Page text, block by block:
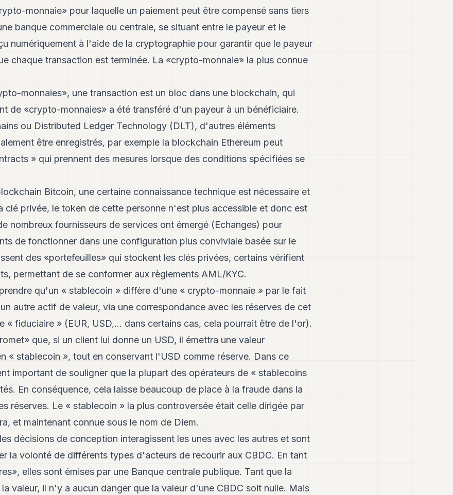
monnaie» pour laquelle un paiement peut être compensé sans tiers
banque commerciale ou centrale, se situant entre le payeur et le
numériquement à l'aide de la cryptographie pour garantir que le payeur
chaque transaction est terminée. La «crypto-monnaie» la plus connue
monnaies», une transaction est un bloc dans une blockchain, qui
de «crypto-monnaies» a été transféré d'un payeur à un bénéficiaire.
ou Distributed Ledger Technology (DLT), d'autres éléments
être enregistrés, par exemple la blockchain Ethereum peut
» qui prennent des mesures lorsque des conditions spécifiées se
Bitcoin, une certaine connaissance technique est nécessaire et
clé privée, le token de cette personne n'est plus accessible et donc est
nombreux fournisseurs de services ont émergé (Echanges) pour
de fonctionner dans une configuration plus conviviale basée sur le
des «portefeuilles» qui stockent les clés privées, certains vérifient
permettant de se conformer aux règlements AML/KYC.
qu'un « stablecoin » diffère d'une « crypto-monnaie » par le fait
autre actif de valeur, via une correspondance avec les réserves de cet
« fiduciaire » (EUR, USD,… dans certains cas, cela pourrait être de l'or).
que, si un client lui donne un USD, il émettra une valeur
« stablecoin », tout en conservant l'USD comme réserve. Dans ce
important de souligner que la plupart des opérateurs de « stablecoins
En conséquence, cela laisse beaucoup de place à la fraude dans la
réserves. Le « stablecoin » la plus controversée était celle dirigée par
et maintenant connue sous le nom de Diem.
décisions de conception interagissent les unes avec les autres et sont
la volonté de différents types d'acteurs de recourir aux CBDC. En tant
elles sont émises par une Banque centrale publique. Tant que la
valeur, il n'y a aucun danger que la valeur d'une CBDC soit nulle. Mais